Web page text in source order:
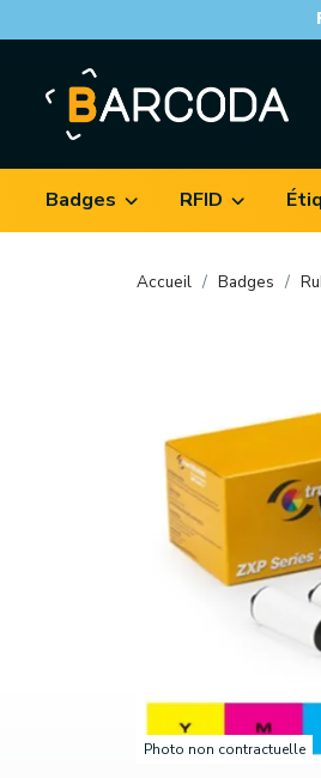
Badges RFID
Accueil Badges
Photo non contractuelle